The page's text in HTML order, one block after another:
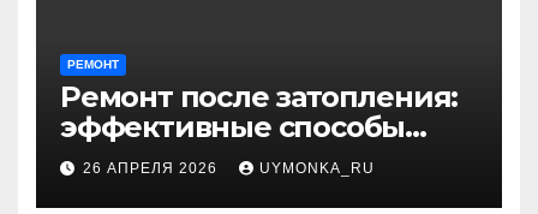
РЕМОНТ
Ремонт после затопления:
эффективные способы
устранения последствий
26 АПРЕЛЯ 2026 UYMONKA_RU